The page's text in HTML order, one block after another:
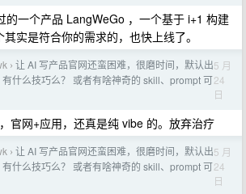
的一个产品 LangWeGo ，一个基于 i+1 构建
实是符合你的需求的，也快上线了。
› 让 AI 写产品官网还蛮困难，很磨时间，默认出
什么技巧么？ 或者有啥神奇的 skill、prompt 可
5 月
24
日
官网+应用，还真是纯 vibe 的。放弃治疗
› 让 AI 写产品官网还蛮困难，很磨时间，默认出
什么技巧么？ 或者有啥神奇的 skill、prompt 可
5 月
24
日